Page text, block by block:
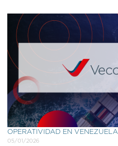
OPERATIVIDAD EN VENEZUELA
05/01/2026